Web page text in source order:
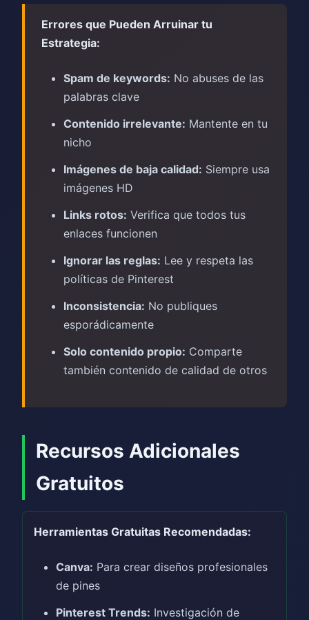
Errores que Pueden Arruinar tu
Estrategia:
Spam de keywords: No abuses de las
palabras clave
Contenido irrelevante: Mantente en tu
nicho
Imágenes de baja calidad: Siempre usa
imágenes HD
Links rotos: Verifica que todos tus
enlaces funcionen
Ignorar las reglas: Lee y respeta las
políticas de Pinterest
Inconsistencia: No publiques
esporádicamente
Solo contenido propio: Comparte
también contenido de calidad de otros
Recursos Adicionales
Gratuitos
Herramientas Gratuitas Recomendadas:
Canva: Para crear diseños profesionales
de pines
Pinterest Trends: Investigación de